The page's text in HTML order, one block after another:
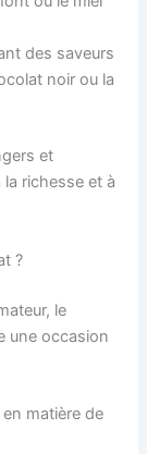
des saveurs
noir ou la
et
richesse et à
?
le
une occasion
matière de